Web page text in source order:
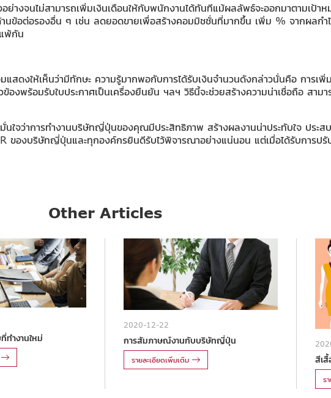
อย่างจนไม่สามารถเพิ่มเงินเดือนให้กับพนักงานได้ทันทีแม้ผลลัพธ์จะออกมาตามเป้
นข้อต่อรองอื่น ๆ เช่น ลดยอดขายเพื่อสร้างคอมมิชชั่นที่มากขึ้น เพิ่ม % จากผลกำไ
พ้กัน
สดงให้เห็นว่ามีทักษะ ความรู้มากพอกับการได้รับเงินจำนวนดังกล่าวนั่นคือ การเ
พร้อมรับใบประกาศเป็นเครื่องยืนยัน ฯลฯ วิธีนี้จะช่วยสร้างความน่าเชื่อถือ สามา
นใจว่าการทำงานบริษัทญี่ปุ่นของคุณมีประสิทธิภาพ สร้างผลงานน่าประทับใจ ปร
ของบริษัทญี่ปุ่นและทุกองค์กรยินดีรับไว้พิจารณาอย่างแน่นอน แต่เมื่อได้รับการปรั
Other Articles
ทำงานใหม่
2020-12-22
การสัมภาษณ์งานกับบริษัทญี่ปุ่น
รายละเอียดเพิ่มเติม สีเสื้
ร